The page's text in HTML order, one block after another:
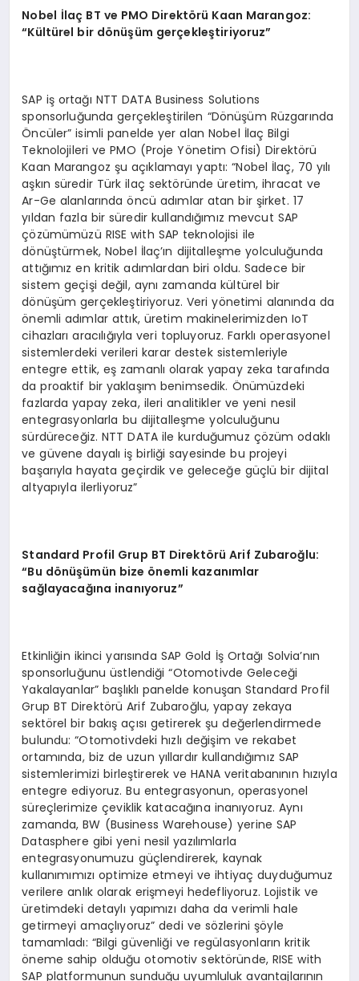
Nobel İlaç BT ve PMO Direktörü Kaan Marangoz:
“Kültürel bir dönüşüm gerçekleştiriyoruz”
SAP iş ortağı NTT DATA Business Solutions
sponsorluğunda gerçekleştirilen “Dönüşüm Rüzgarında
Öncüler” isimli panelde yer alan Nobel İlaç Bilgi
Teknolojileri ve PMO (Proje Yönetim Ofisi) Direktörü
Kaan Marangoz şu açıklamayı yaptı: “Nobel İlaç, 70 yılı
aşkın süredir Türk ilaç sektöründe üretim, ihracat ve
Ar-Ge alanlarında öncü adımlar atan bir şirket. 17
yıldan fazla bir süredir kullandığımız mevcut SAP
çözümümüzü RISE with SAP teknolojisi ile
dönüştürmek, Nobel İlaç’ın dijitalleşme yolculuğunda
attığımız en kritik adımlardan biri oldu. Sadece bir
sistem geçişi değil, aynı zamanda kültürel bir
dönüşüm gerçekleştiriyoruz. Veri yönetimi alanında da
önemli adımlar attık, üretim makinelerimizden IoT
cihazları aracılığıyla veri topluyoruz. Farklı operasyonel
sistemlerdeki verileri karar destek sistemleriyle
entegre ettik, eş zamanlı olarak yapay zeka tarafında
da proaktif bir yaklaşım benimsedik. Önümüzdeki
fazlarda yapay zeka, ileri analitikler ve yeni nesil
entegrasyonlarla bu dijitalleşme yolculuğunu
sürdüreceğiz. NTT DATA ile kurduğumuz çözüm odaklı
ve güvene dayalı iş birliği sayesinde bu projeyi
başarıyla hayata geçirdik ve geleceğe güçlü bir dijital
altyapıyla ilerliyoruz”
Standard Profil Grup BT Direktörü Arif Zubaroğlu:
“Bu dönüşümün bize önemli kazanımlar
sağlayacağına inanıyoruz”
Etkinliğin ikinci yarısında SAP Gold İş Ortağı Solvia’nın
sponsorluğunu üstlendiği “Otomotivde Geleceği
Yakalayanlar” başlıklı panelde konuşan Standard Profil
Grup BT Direktörü Arif Zubaroğlu, yapay zekaya
sektörel bir bakış açısı getirerek şu değerlendirmede
bulundu: “Otomotivdeki hızlı değişim ve rekabet
ortamında, biz de uzun yıllardır kullandığımız SAP
sistemlerimizi birleştirerek ve HANA veritabanının hızıyla
entegre ediyoruz. Bu entegrasyonun, operasyonel
süreçlerimize çeviklik katacağına inanıyoruz. Aynı
zamanda, BW (Business Warehouse) yerine SAP
Datasphere gibi yeni nesil yazılımlarla
entegrasyonumuzu güçlendirerek, kaynak
kullanımımızı optimize etmeyi ve ihtiyaç duyduğumuz
verilere anlık olarak erişmeyi hedefliyoruz. Lojistik ve
üretimdeki detaylı yapımızı daha da verimli hale
getirmeyi amaçlıyoruz” dedi ve sözlerini şöyle
tamamladı: “Bilgi güvenliği ve regülasyonların kritik
öneme sahip olduğu otomotiv sektöründe, RISE with
SAP platformunun sunduğu uyumluluk avantajlarının